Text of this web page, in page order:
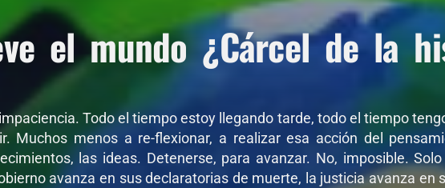
el mundo ¿Cárcel de la
Todo el tiempo estoy llegando tarde, todo el tiempo
Muchos menos a re-flexionar, a realizar esa acción del
las ideas. Detenerse, para avanzar. No, imposible.
avanza en sus declaratorias de muerte, la justicia avanza en